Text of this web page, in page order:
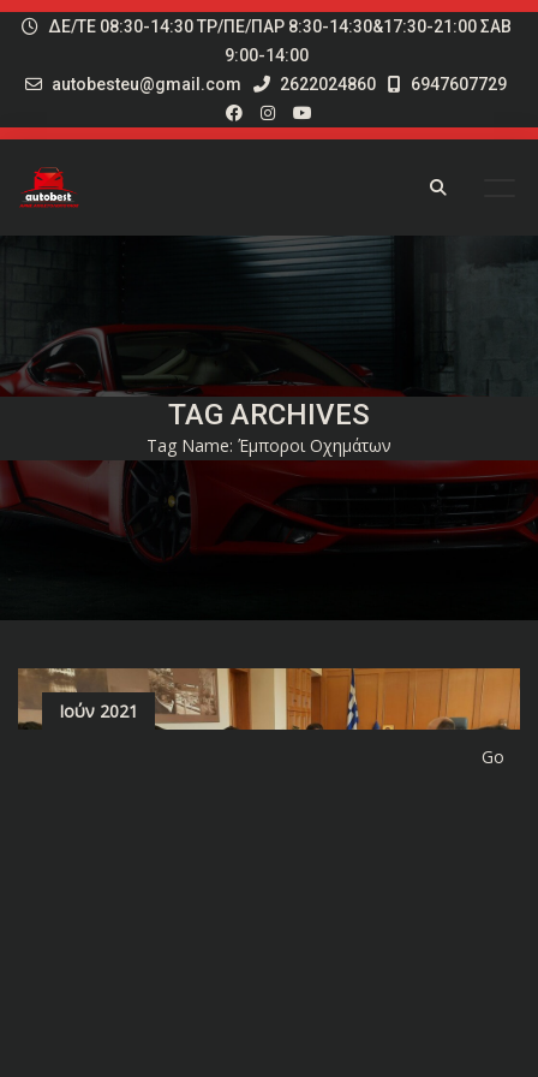
ΔΕ/ΤΕ 08:30-14:30 ΤΡ/ΠΕ/ΠΑΡ 8:30-14:30&17:30-21:00 ΣΑΒ
9:00-14:00
autobesteu@gmail.com
2622024860 6947607729
TAG ARCHIVES
Tag Name: Έμποροι Οχημάτων
Ιούν 2021